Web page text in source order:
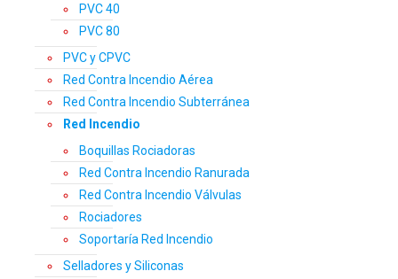
PVC 40
PVC 80
PVC y CPVC
Red Contra Incendio Aérea
Red Contra Incendio Subterránea
Red Incendio
Boquillas Rociadoras
Red Contra Incendio Ranurada
Red Contra Incendio Válvulas
Rociadores
Soportaría Red Incendio
Selladores y Siliconas